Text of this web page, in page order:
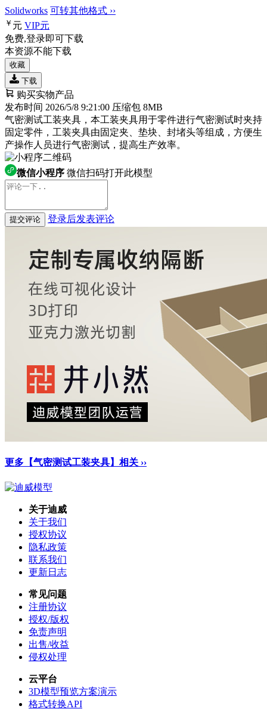
Solidworks 可转其他格式 ››
￥ 元 VIP元
免费,登录即可下载
本资源不能下载
收藏
下载
购买实物产品
发布时间 2026/5/8 9:21:00 压缩包 8MB
气密测试工装夹具，本工装夹具用于零件进行气密测试时夹持
固定零件，工装夹具由固定夹、垫块、封堵头等组成，方便生
产操作人员进行气密测试，提高生产效率。
微信小程序 微信扫码打开此模型
提交评论 登录后发表评论
更多【气密测试工装夹具】相关 ››
关于迪威
关于我们
授权协议
隐私政策
联系我们
更新日志
常见问题
注册协议
授权/版权
免责声明
出售/收益
侵权处理
云平台
3D模型预览方案演示
格式转换API